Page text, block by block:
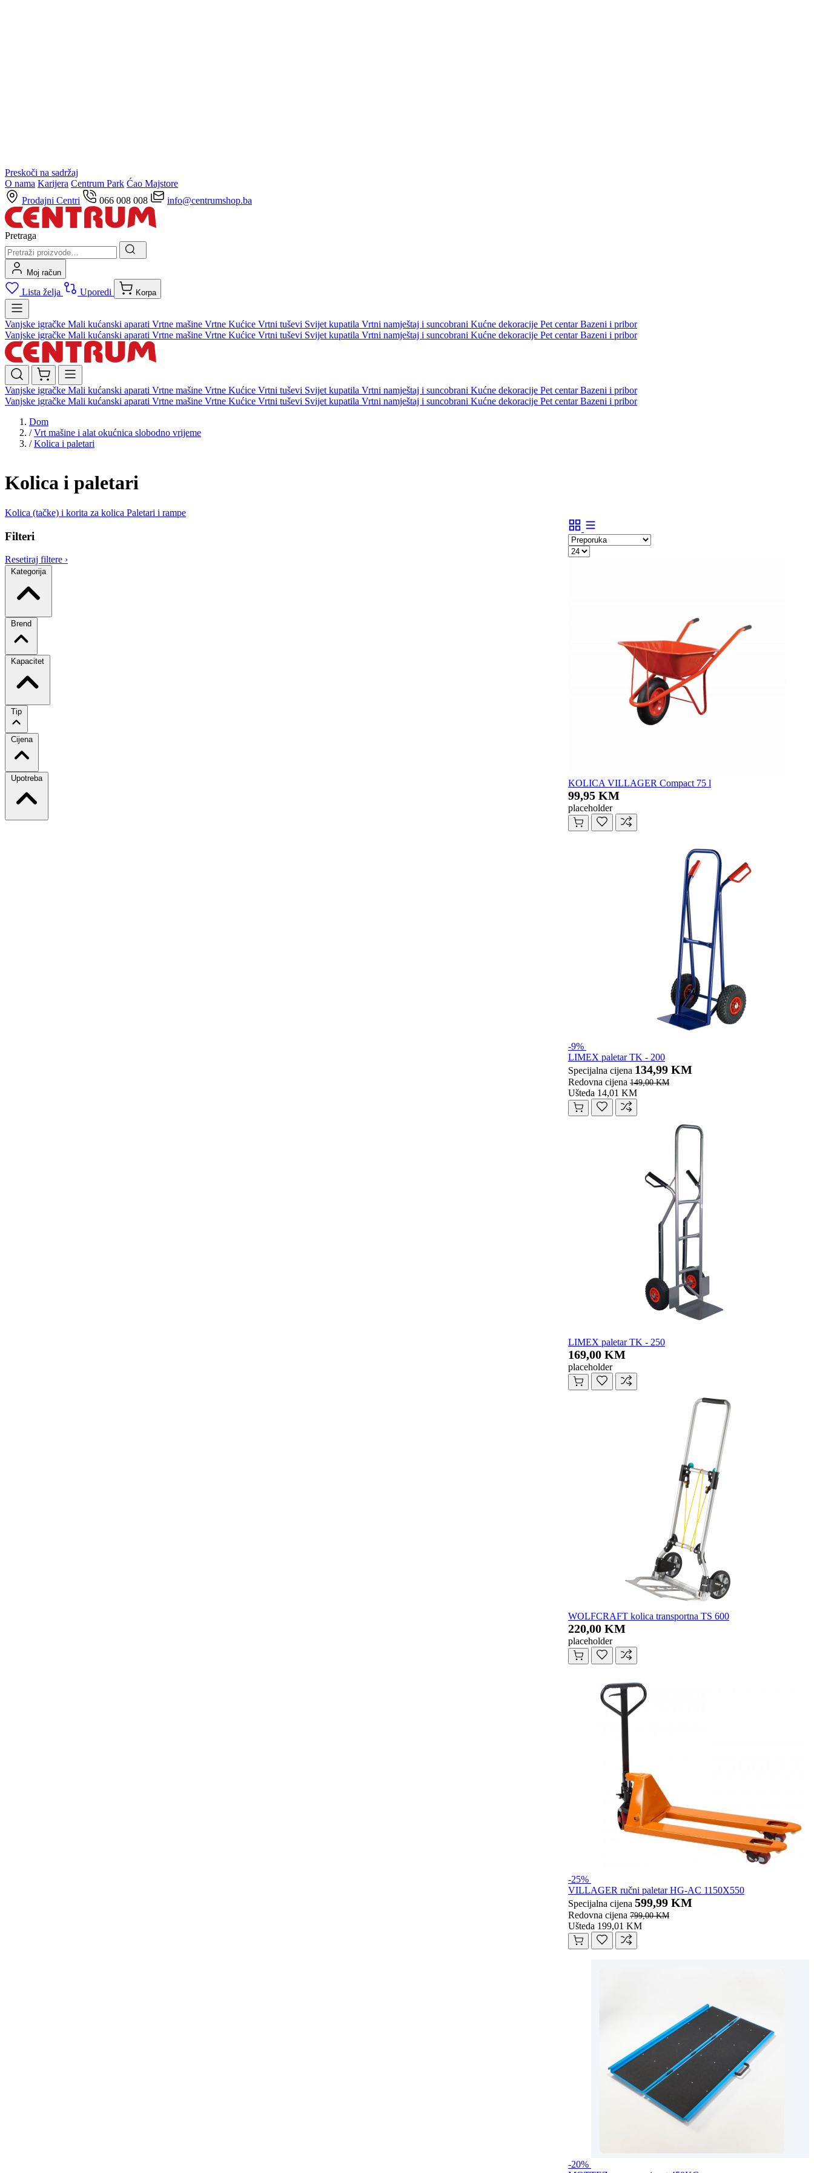
Preskoči na sadržaj
O nama Karijera Centrum Park Ćao Majstore
Prodajni Centri
066 008 008 info@centrumshop.ba
Pretraga
Moj račun
Lista želja Uporedi Korpa
Vanjske igračke Mali kućanski aparati Vrtne mašine Vrtne Kućice Vrtni tuševi Svijet kupatila Vrtni namještaj i suncobrani Kućne dekoracije Pet centarBazeni i pribor
Vanjske igračke Mali kućanski aparati Vrtne mašine Vrtne Kućice Vrtni tuševi Svijet kupatila Vrtni namještaj i suncobrani Kućne dekoracije Pet centarBazeni i pribor
Vanjske igračke Mali kućanski aparati Vrtne mašine Vrtne Kućice Vrtni tuševi Svijet kupatila Vrtni namještaj i suncobrani Kućne dekoracije Pet centarBazeni i pribor
Vanjske igračke Mali kućanski aparati Vrtne mašine Vrtne Kućice Vrtni tuševi Svijet kupatila Vrtni namještaj i suncobrani Kućne dekoracije Pet centarBazeni i pribor
Dom
/ Vrt mašine i alat okućnica slobodno vrijeme
/ Kolica i paletari
Kolica i paletari
Kolica (tačke) i korita za kolica Paletari i rampe
Filteri
Resetiraj filtere ›
Kategorija
Brend
Kapacitet
Tip
Cijena
Upotreba KOLICA VILLAGER Compact 75 l
99,95 KM
placeholder
-9%
LIMEX paletar TK - 200
Specijalna cijena 134,99 KM
Redovna cijena 149,00 KM
Ušteda 14,01 KM
LIMEX paletar TK - 250
169,00 KM
placeholder
WOLFCRAFT kolica transportna TS 600
220,00 KM
placeholder
-25%
VILLAGER ručni paletar HG-AC 1150X550
Specijalna cijena 599,99 KM
Redovna cijena 799,00 KM
Ušteda 199,01 KM
-20%